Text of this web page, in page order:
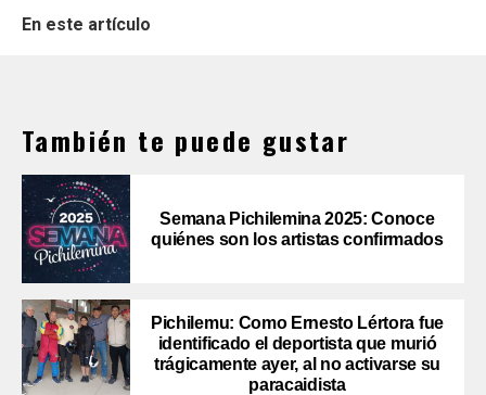
En este artículo
También te puede gustar
Semana Pichilemina 2025: Conoce
quiénes son los artistas confirmados
Pichilemu: Como Ernesto Lértora fue
identificado el deportista que murió
trágicamente ayer, al no activarse su
paracaidista